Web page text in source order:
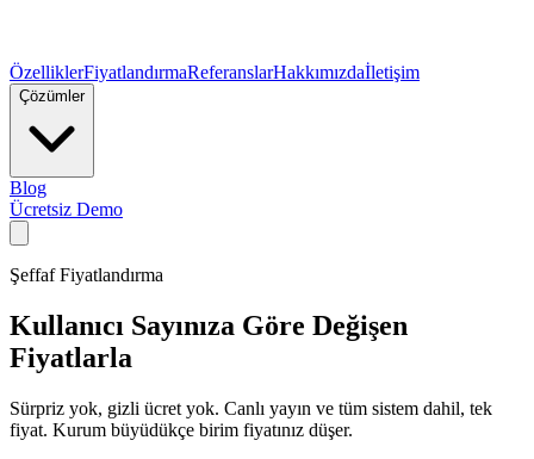
ÖzelliklerFiyatlandırmaReferanslarHakkımızdaİletişim
Çözümler
Blog
Ücretsiz Demo
Şeffaf Fiyatlandırma
Kullanıcı Sayınıza Göre Değişen
Fiyatlarla
Sürpriz yok, gizli ücret yok. Canlı yayın ve tüm sistem dahil, tek
fiyat. Kurum büyüdükçe birim fiyatınız düşer.